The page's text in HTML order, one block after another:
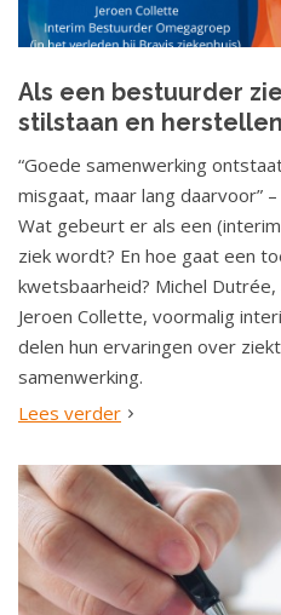
Als een bestuurder
stilstaan en herstellen
“Goede samenwerking
misgaat, maar lang daarvoor”
Wat gebeurt er als een
ziek wordt? En hoe gaat een
kwetsbaarheid? Michel
Jeroen Collette, voormalig
delen hun ervaringen over
samenwerking.
Lees verder